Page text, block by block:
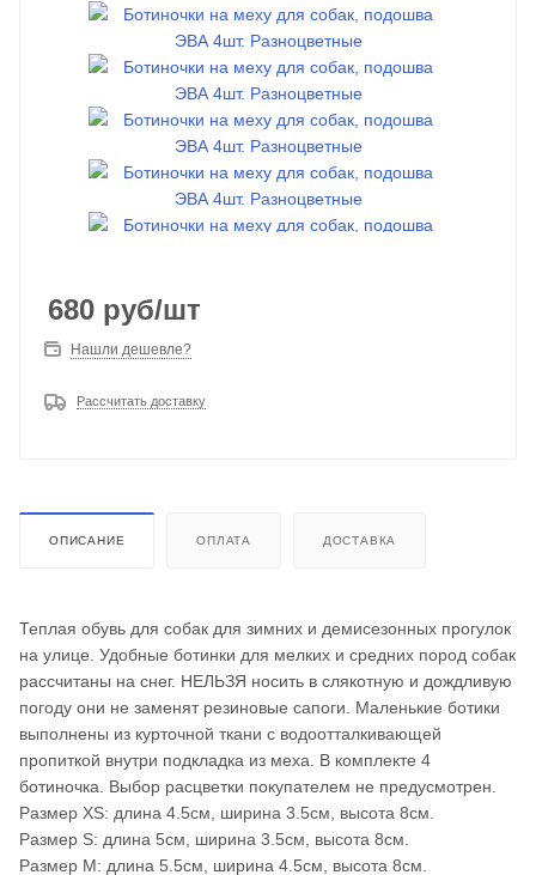
680 руб/шт
Нашли дешевле?
Рассчитать доставку
ОПИСАНИЕ ОПЛАТА ДОСТАВКА
Теплая обувь для собак для зимних и демисезонных прогулок
на улице. Удобные ботинки для мелких и средних пород собак
рассчитаны на снег. НЕЛЬЗЯ носить в слякотную и дождливую
погоду они не заменят резиновые сапоги. Маленькие ботики
выполнены из курточной ткани с водоотталкивающей
пропиткой внутри подкладка из меха. В комплекте 4
ботиночка. Выбор расцветки покупателем не предусмотрен.
Размер XS: длина 4.5см, ширина 3.5см, высота 8см.
Размер S: длина 5см, ширина 3.5см, высота 8см.
Размер M: длина 5.5см, ширина 4.5см, высота 8см.